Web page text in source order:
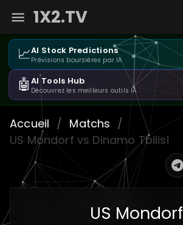
1X2.TV
📈AI Stock Predictions
Prévisions boursières par IA
🤖AI Tools Hub
Découvrez les meilleurs outils IA
Accueil / Matchs /
US Mondorf vs Dinamo Tbilisi
US Mondorf